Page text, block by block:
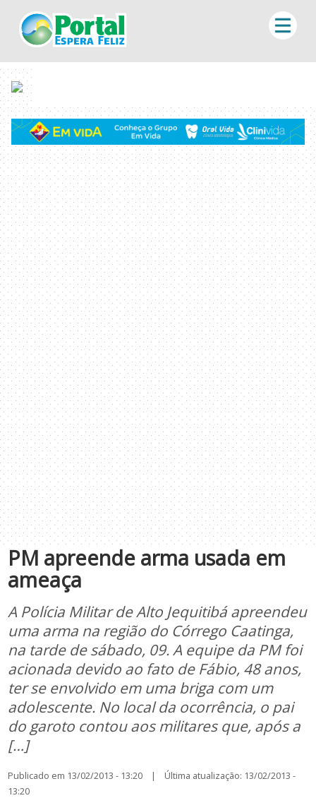
PM apreende arma usada em
ameaça
A Polícia Militar de Alto Jequitibá apreendeu
uma arma na região do Córrego Caatinga,
na tarde de sábado, 09. A equipe da PM foi
acionada devido ao fato de Fábio, 48 anos,
ter se envolvido em uma briga com um
adolescente. No local da ocorrência, o pai
do garoto contou aos militares que, após a
[…]
Publicado em 13/02/2013 - 13:20 | Última atualização: 13/02/2013 -
13:20